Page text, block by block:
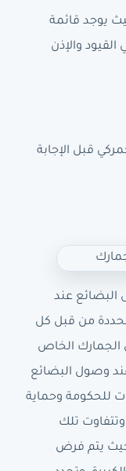
يوجد قائمة
والإذن
قبل الإجابة
البضائع عند
محددة من قبل كل
الجمارك الخاص
وصول البضائع
للحكومة وحماية
تلك
حيث يتم فرض